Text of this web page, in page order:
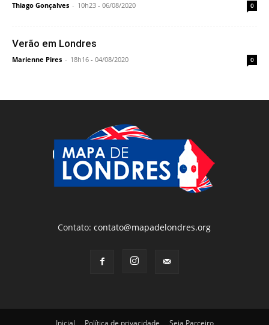
Thiago Gonçalves - 10h23 - 06/08/2020 0
Verão em Londres
Marienne Pires - 18h16 - 04/08/2020 0
Contato:contato@mapadelondres.org
Inicial Política de privacidade Seja Parceiro